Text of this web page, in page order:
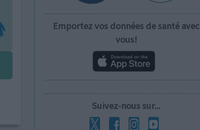
Emportez vos données de santé avec
vous!
Suivez-nous sur...